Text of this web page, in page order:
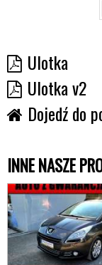
Ulotka
Ulotka v2
Dojedź do
INNE NASZE